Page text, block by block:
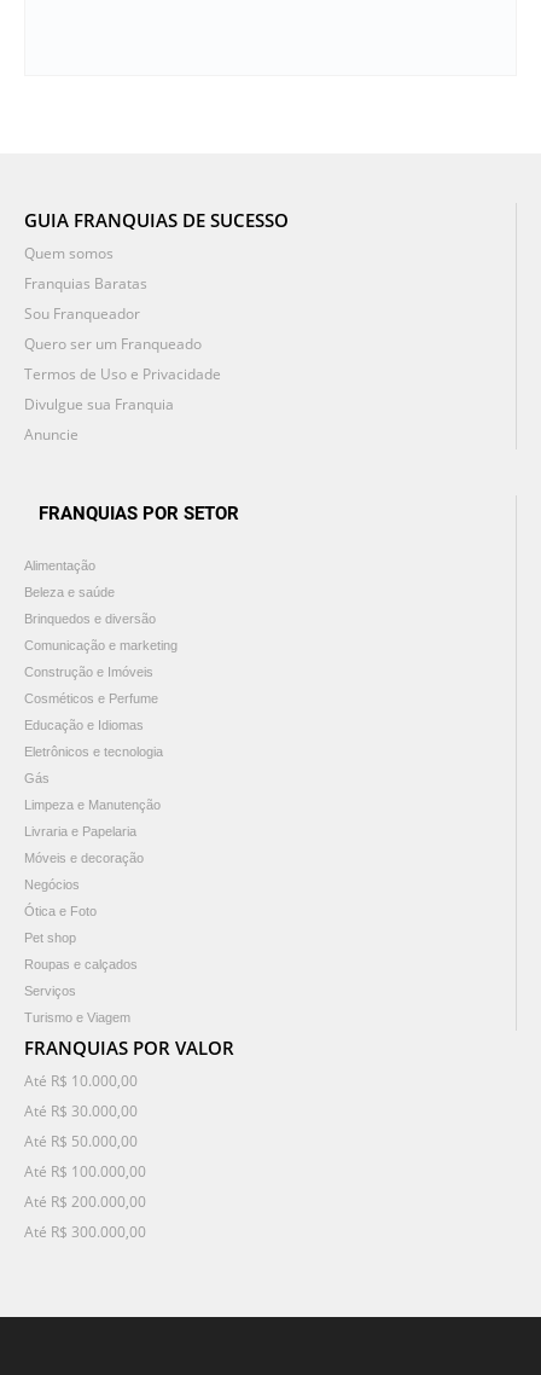
GUIA FRANQUIAS DE SUCESSO
Quem somos
Franquias Baratas
Sou Franqueador
Quero ser um Franqueado
Termos de Uso e Privacidade
Divulgue sua Franquia
Anuncie
FRANQUIAS POR SETOR
Alimentação
Beleza e saúde
Brinquedos e diversão
Comunicação e marketing
Construção e Imóveis
Cosméticos e Perfume
Educação e Idiomas
Eletrônicos e tecnologia
Gás
Limpeza e Manutenção
Livraria e Papelaria
Móveis e decoração
Negócios
Ótica e Foto
Pet shop
Roupas e calçados
Serviços
Turismo e Viagem
FRANQUIAS POR VALOR
Até R$ 10.000,00
Até R$ 30.000,00
Até R$ 50.000,00
Até R$ 100.000,00
Até R$ 200.000,00
Até R$ 300.000,00